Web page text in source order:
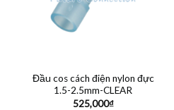
Đầu cos cách điện nylon đực
1.5-2.5mm-CLEAR
525,000₫